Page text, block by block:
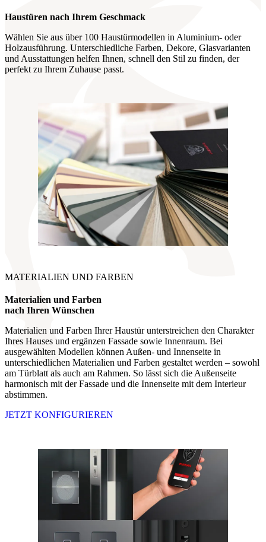
Haustüren nach Ihrem Geschmack
Wählen Sie aus über 100 Haustürmodellen in Aluminium- oder
Holzausführung. Unterschiedliche Farben, Dekore, Glasvarianten
und Ausstattungen helfen Ihnen, schnell den Stil zu finden, der
perfekt zu Ihrem Zuhause passt.
MATERIALIEN UND FARBEN
Materialien und Farben
nach Ihren Wünschen
Materialien und Farben Ihrer Haustür unterstreichen den Charakter
Ihres Hauses und ergänzen Fassade sowie Innenraum. Bei
ausgewählten Modellen können Außen- und Innenseite in
unterschiedlichen Materialien und Farben gestaltet werden – sowohl
am Türblatt als auch am Rahmen. So lässt sich die Außenseite
harmonisch mit der Fassade und die Innenseite mit dem Interieur
abstimmen.
JETZT KONFIGURIEREN